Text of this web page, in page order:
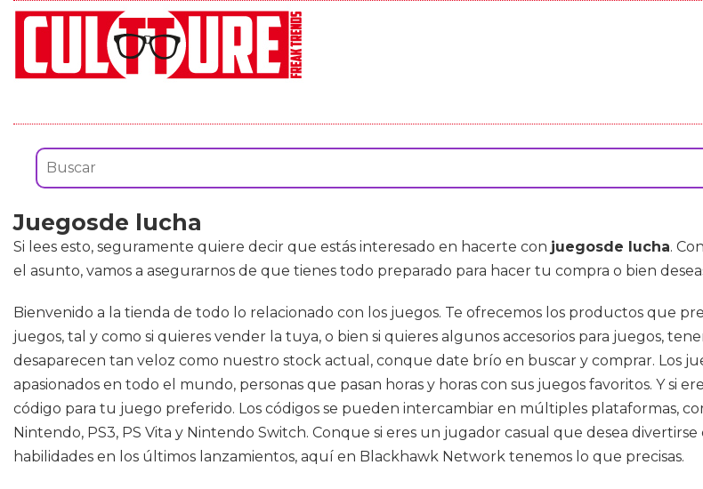
Juegosde lucha
Si lees esto, seguramente quiere decir que estás interesado en hacerte con juegosde lucha.
el asunto, vamos a asegurarnos de que tienes todo preparado para hacer tu compra o bien
Bienvenido a la tienda de todo lo relacionado con los juegos. Te ofrecemos los productos que
juegos, tal y como si quieres vender la tuya, o bien si quieres algunos accesorios para juegos,
desaparecen tan veloz como nuestro stock actual, conque date brío en buscar y comprar. Los
apasionados en todo el mundo, personas que pasan horas y horas con sus juegos favoritos. Y si
código para tu juego preferido. Los códigos se pueden intercambiar en múltiples plataformas,
Nintendo, PS3, PS Vita y Nintendo Switch. Conque si eres un jugador casual que desea
habilidades en los últimos lanzamientos, aquí en Blackhawk Network tenemos lo que precisas.